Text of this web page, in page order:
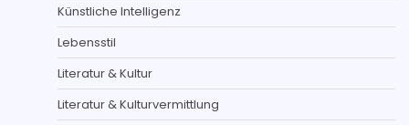
Künstliche Intelligenz
Lebensstil
Literatur & Kultur
Literatur & Kulturvermittlung